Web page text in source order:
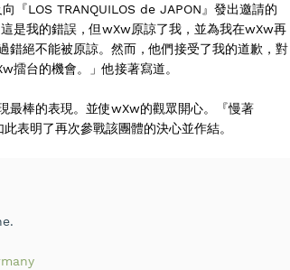
『LOS TRANQUILOS de JAPON』發出邀請的
是我的錯誤，但wXw原諒了我，並為我在wXw再
錯絕不能被原諒。然而，他們接受了我的道歉，對
擂台的機會。」他接著寫道。
最棒的表現。並使wXw的觀眾開心。『慢著
表明了再次參戰該團體的決心並作結。